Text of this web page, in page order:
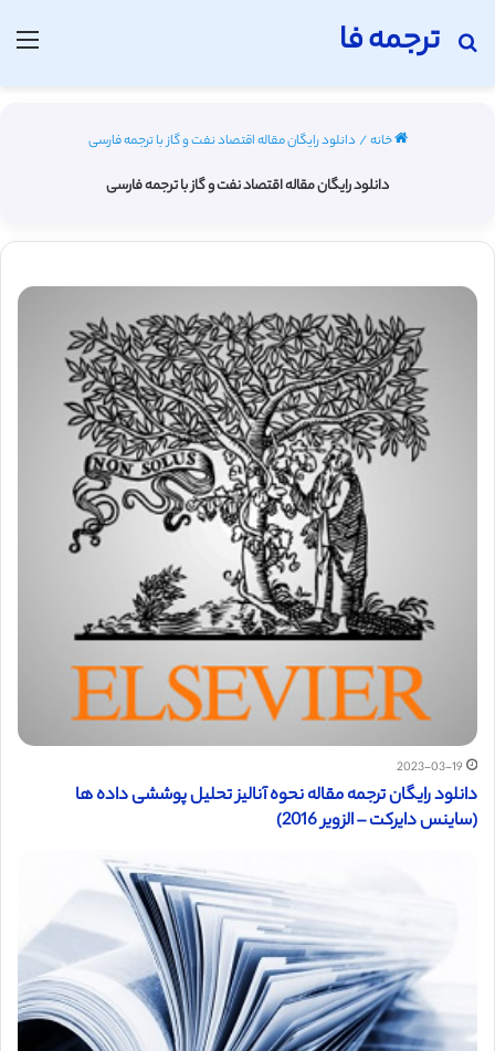
ترجمه فا
جستجو برای
خانه/ دانلود رایگان مقاله اقتصاد نفت و گاز با ترجمه فارسی
دانلود رایگان مقاله اقتصاد نفت و گاز با ترجمه فارسی
2023-03-19
دانلود رایگان ترجمه مقاله نحوه آنالیز تحلیل پوششی داده ها
(ساینس دایرکت – الزویر 2016)